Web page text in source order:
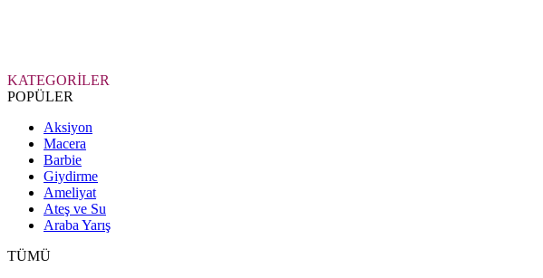
KATEGORİLER
POPÜLER
Aksiyon
Macera
Barbie
Giydirme
Ameliyat
Ateş ve Su
Araba Yarış
TÜMÜ